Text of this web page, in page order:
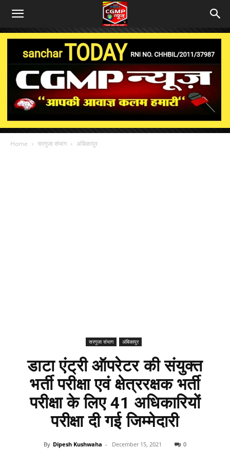
Home सरगुजा संभाग अंबिकापुर
सरगुजा संभाग अंबिकापुर
डाटा एंट्री ऑपरेटर की संयुक्त
भर्ती परीक्षा एवं क्षेत्ररक्षक भर्ती
परीक्षा के लिए 41 अधिकारियों
परीक्षा दी गई जिम्मेदारी
By Dipesh Kushwaha - December 15, 2021 0